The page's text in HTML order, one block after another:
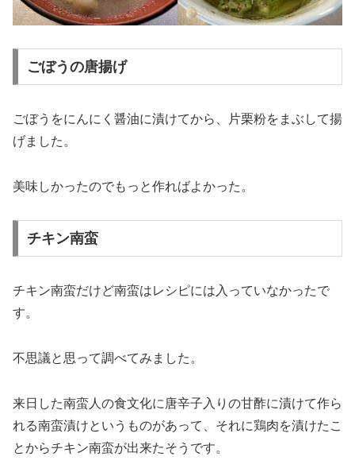
ごぼうの唐揚げ
ごぼうをにんにく醤油に漬けてから、片栗粉をまぶして揚
げました。
美味しかったのでもっと作ればよかった。
チキン南蛮
チキン南蛮だけど南蛮はレシピには入っていなかったで
す。
不思議と思って調べてみました。
来日した南蛮人の食文化に唐辛子入りの甘酢に漬けて作ら
れる南蛮漬けというものがあって、それに鶏肉を漬けたこ
とからチキン南蛮が出来たそうです。